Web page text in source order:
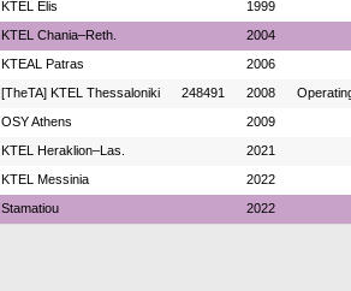
KTEL Elis 1999
KTEL Chania–Reth. 2004
KTEAL Patras 2006
[TheTA] KTEL Thessaloniki 248491 2008
OSY Athens 2009
KTEL Heraklion–Las. 2021
KTEL Messinia 2022
Stamatiou 2022